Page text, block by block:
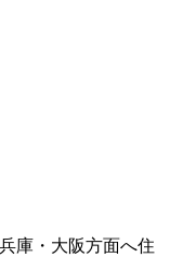
・大阪方面へ住